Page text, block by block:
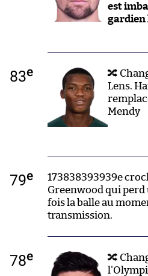
est
gardien
83e
🔀
Lens.
Mendy
79e
173838393939e
Greenwood qui
fois la balle au
transmission.
78e
🔀